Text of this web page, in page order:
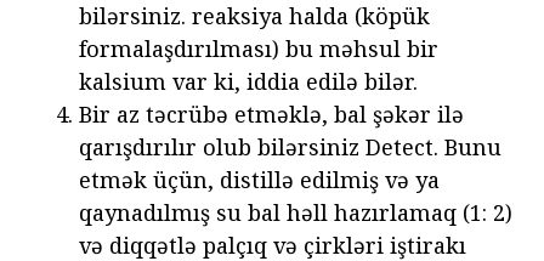
bilərsiniz. reaksiya halda (köpük
formalaşdırılması) bu məhsul bir
kalsium var ki, iddia edilə bilər.
Bir az təcrübə etməklə, bal şəkər ilə
qarışdırılır olub bilərsiniz Detect. Bunu
etmək üçün, distillə edilmiş və ya
qaynadılmış su bal həll hazırlamaq (1: 2)
və diqqətlə palçıq və çirkləri iştirakı